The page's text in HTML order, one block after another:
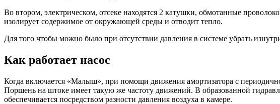
Во втором, электрическом, отсеке находятся 2 катушки, обмотанные
изолирует содержимое от окружающей среды и отводит тепло.
Для того чтобы можно было при отсутствии давления в системе убрать
Как работает насос
Когда включается «Малыш», при помощи движения амортизатора с
Поршень на штоке имеет такую же частоту движений. В образованной
обеспечивается посредством разности давления воздуха в камере.